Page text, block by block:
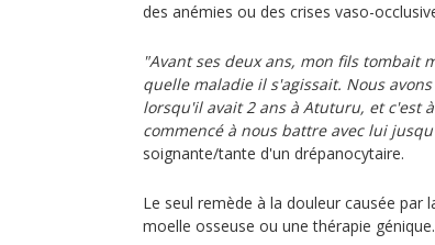
des anémies ou des crises vaso-
"Avant ses deux ans, mon fils tombait
quelle maladie il s'agissait. Nous
lorsqu'il avait 2 ans à Atuturu, et c'est
commencé à nous battre avec lui
soignante/tante d'un drépanocytaire.
Le seul remède à la douleur causée par
moelle osseuse ou une thérapie génique.